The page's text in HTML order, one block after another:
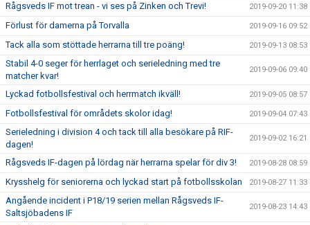
Rågsveds IF mot trean - vi ses på Zinken och Trevi! 2019-09-20 11:38
Förlust för damerna på Torvalla 2019-09-16 09:52
Tack alla som stöttade herrarna till tre poäng! 2019-09-13 08:53
Stabil 4-0 seger för herrlaget och serieledning med tre
matcher kvar!
2019-09-06 09:40
Lyckad fotbollsfestival och herrmatch ikväll! 2019-09-05 08:57
Fotbollsfestival för områdets skolor idag! 2019-09-04 07:43
Serieledning i division 4 och tack till alla besökare på RIF-
dagen!
2019-09-02 16:21
Rågsveds IF-dagen på lördag när herrarna spelar för div 3! 2019-08-28 08:59
Krysshelg för seniorerna och lyckad start på fotbollsskolan 2019-08-27 11:33
Angående incident i P18/19 serien mellan Rågsveds IF-
Saltsjöbadens IF
2019-08-23 14:43